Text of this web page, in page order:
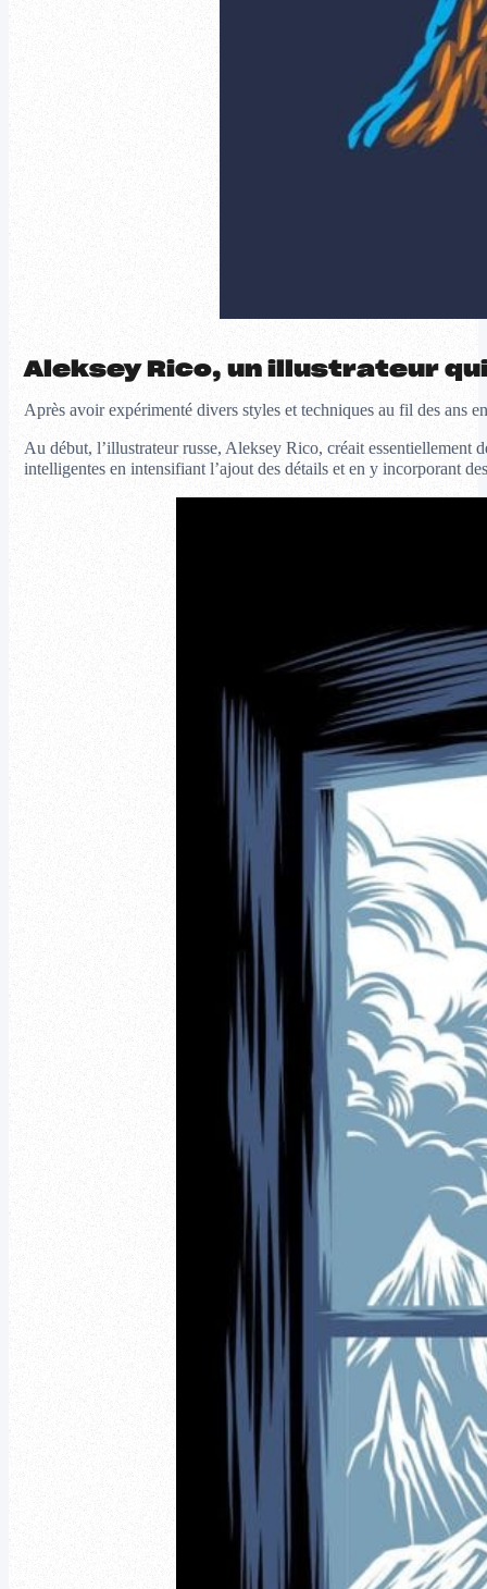
Aleksey Rico, un illustrateur
Après avoir expérimenté divers styles et techniques au fil des ans
Au début, l’illustrateur russe, Aleksey Rico, créait essentiellement
intelligentes en intensifiant l’ajout des détails et en y incorporant